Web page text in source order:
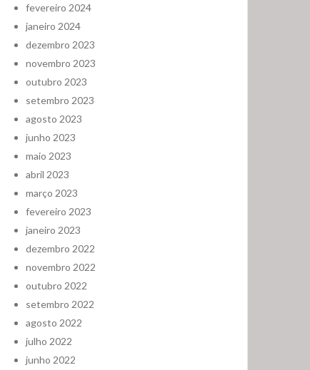
fevereiro 2024
janeiro 2024
dezembro 2023
novembro 2023
outubro 2023
setembro 2023
agosto 2023
junho 2023
maio 2023
abril 2023
março 2023
fevereiro 2023
janeiro 2023
dezembro 2022
novembro 2022
outubro 2022
setembro 2022
agosto 2022
julho 2022
junho 2022